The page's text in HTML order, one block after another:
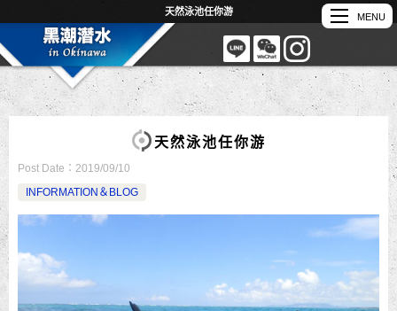
天然泳池任你游
天然泳池任你游
Post Date： 2019/09/10
INFORMATION＆BLOG